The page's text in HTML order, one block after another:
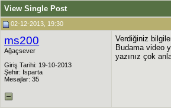
View Single Post
02-12-2013, 19:30
ms200
Ağaçsever
Giriş Tarihi: 19-10-2013
Şehir: Isparta
Mesajlar: 35
Verdiğiniz
Budama video
yazınız çok